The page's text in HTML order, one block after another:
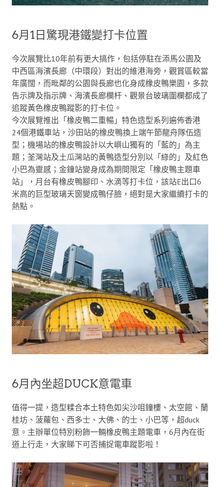
6月1日驚現港鐵變打卡位置
今次展覽比10年前有更大搞作，包括停駐在添馬公園及
中西區海濱長廊（中環段）對出的維港海旁，觀賞區較當
年廣闊，而毗鄰的公園與長廊也化身成橡皮鴨樂園，多款
告示牌及指示牌、海濱長廊欄杆、觀景台玻璃圍欄都成了
追蹤黃色橡皮鴨蹤影的打卡位。
今次展覽推出「橡皮鴨二重暢」特色造型系列遍佈香港
24個港鐵車站，沙田站的橡皮鴨換上端午節龍舟隊伍造
型；機場站的橡皮鴨設計以大嶼山獨有的「藍的」為主
題；荃灣站及土瓜灣站的黃鴨造型分別以「綠的」及紅色
小巴為靈感；金鐘站變身成為期間限定「橡皮鴨主題車
站」，月台有橡皮鴨腳印、水滴等打卡位，該站E出口6
米高的巨型玻璃天窗變成鴨仔臉，絕對是大家繼續打卡的
熱點。
6月內坐超DUCK意電車
值得一提，造型糅合本土特色如尖沙咀鐘樓、太空館、蘭
桂坊、菠蘿包、西多士、大佛、的士、小巴等，超duck
意。主辦單位特別粉飾一輛橡皮鴨主題電車，6月內在街
道上行走，大家睇下可否捕捉電車蹤影啦！